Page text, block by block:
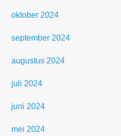
oktober 2024
september 2024
augustus 2024
juli 2024
juni 2024
mei 2024